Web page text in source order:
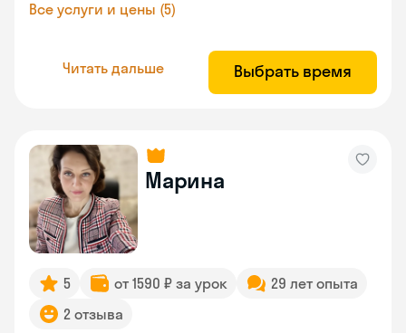
Все услуги и цены (5)
Читать дальше Выбрать время
Марина
5 от 1590 ₽ за урок
29 лет опыта
2 отзыва